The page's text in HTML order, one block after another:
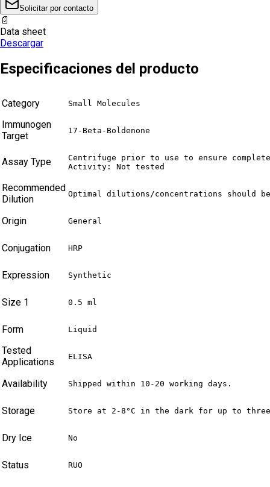
Solicitar por contacto
📄
Data sheet
Descargar
Especificaciones del producto
Category Small Molecules
Immunogen
Target
17-Beta-Boldenone
Assay Type
Centrifuge prior to use to ensure
Activity: Not tested
Recommended
Dilution
Optimal dilutions/concentrations should
Origin General
Conjugation HRP
Expression Synthetic
Size 1 0.5 ml
Form Liquid
Tested
Applications
ELISA
Availability Shipped within 10-20 working days.
Storage Store at 2-8°C in the dark for up to
Dry Ice No
Status RUO